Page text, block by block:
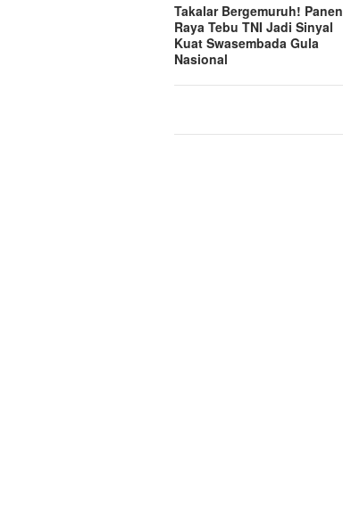
Takalar Bergemuruh! Panen
Raya Tebu TNI Jadi Sinyal
Kuat Swasembada Gula
Nasional